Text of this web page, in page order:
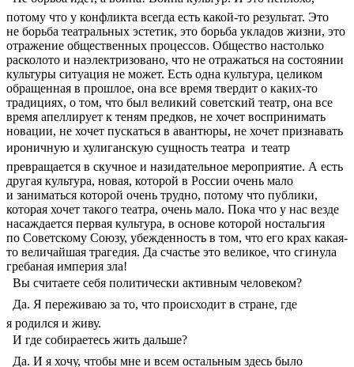
потому что у конфликта всегда есть какой-то результат. Это
не борьба театральных эстетик, это борьба укладов жизни, это
отражение общественных процессов. Общество настолько
расколото и наэлектризовано, что не отражаться на состоянии
культуры ситуация не может. Есть одна культура, целиком
обращенная в прошлое, она все время твердит о каких-то
традициях, о том, что был великий советский театр, она все
время апеллирует к теням предков, не хочет воспринимать
новации, не хочет пускаться в авантюры, не хочет признавать
ироничную и хулиганскую сущность театра  и театр
превращается в скучное и назидательное мероприятие. А есть
другая культура, новая, которой в России очень мало
и заниматься которой очень трудно, потому что публики,
которая хочет такого театра, очень мало. Пока что у нас везде
насаждается первая культура, в основе которой ностальгия
по Советскому Союзу, убежденность в том, что его крах какая-
то величайшая трагедия. Да счастье это великое, что сгинула
гребаная империя зла!
 Вы считаете себя политически активным человеком?
 Да. Я переживаю за то, что происходит в стране, где
я родился и живу.
 И где собираетесь жить дальше?
 Да. И я хочу, чтобы мне и всем остальным здесь было